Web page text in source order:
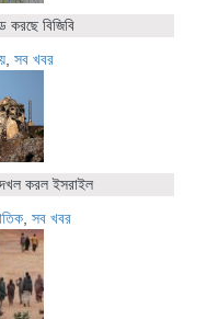
করছে বিজিবি
, সব খবর
দখল করল ইসরাইল
, সব খবর